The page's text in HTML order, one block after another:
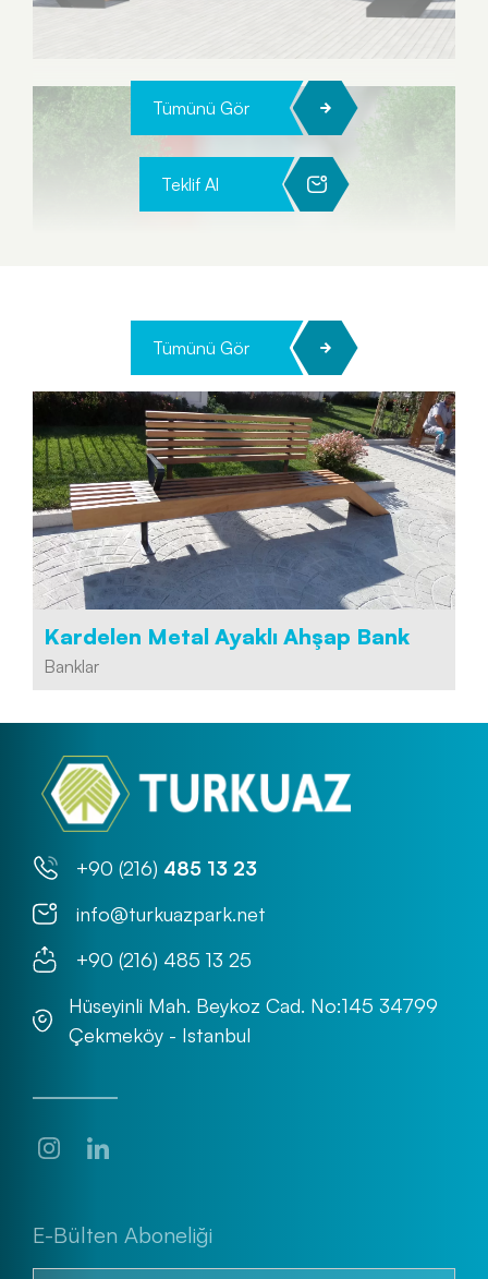
Tümünü Gör
Teklif Al
Tümünü Gör
Kardelen Metal Ayaklı Ahşap Bank
Banklar
+90 (216) 485 13 23
info@turkuazpark.net
+90 (216) 485 13 25
Hüseyinli Mah. Beykoz Cad. No:145 34799
Çekmeköy - Istanbul
E-Bülten Aboneliği